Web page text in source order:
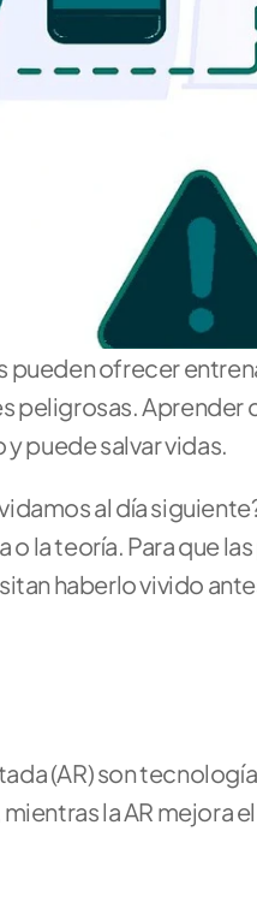
pueden ofrecer
peligrosas. Aprender
puede salvar vidas.
al día
la teoría. Para que
haberlo vivido
(AR) son
la AR mejora